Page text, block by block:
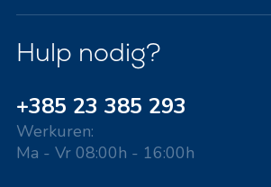
Hulp nodig?
+385 23 385 293
Werkuren:
Ma - Vr 08:00h - 16:00h